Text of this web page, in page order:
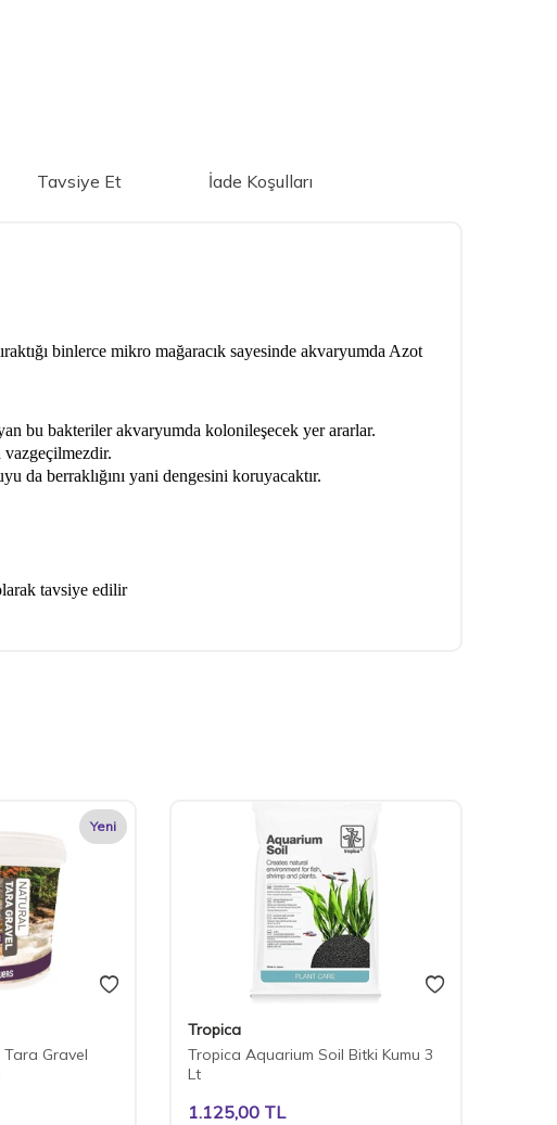
Tavsiye Et İade Koşulları
binlerce mikro mağaracık sayesinde akvaryumda Azot
bu bakteriler akvaryumda kolonileşecek yer ararlar.
vazgeçilmezdir.
da berraklığını yani dengesini koruyacaktır.
tavsiye edilir
Yeni
Gravel
Tropica
Tropica Aquarium Soil Bitki Kumu 3
Lt
1.125,00 TL